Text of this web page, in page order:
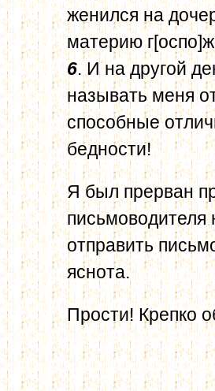
женился на
материю
6. И на другой
называть меня
способные
бедности!
Я был прерван
отправить
яснота.
Прости! Крепко